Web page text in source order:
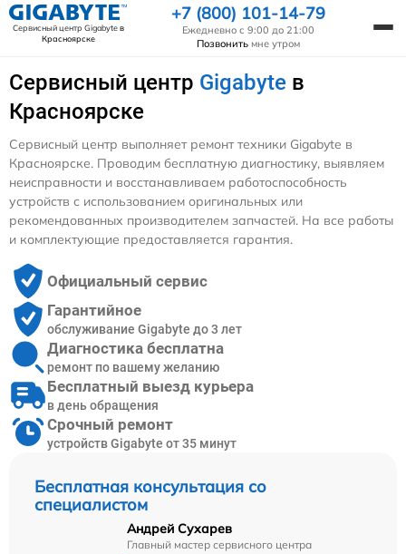
Сервисный центр Gigabyteв
Красноярске
+7 (800) 101-14-79
Ежедневно с 9:00 до 21:00
Позвонить мне утром
Сервисный центр Gigabyte в
Красноярске
Бесплатная консультация со
специалистом
Андрей Сухарев
Главный мастер сервисного центра
Сервисный центр выполняет ремонт техники Gigabyte в
Красноярске. Проводим бесплатную диагностику, выявляем
неисправности и восстанавливаем работоспособность
устройств с использованием оригинальных или
рекомендованных производителем запчастей. На все работы
и комплектующие предоставляется гарантия.
Официальный сервис
Гарантийное
обслуживание Gigabyte до 3 лет
Диагностика бесплатна
ремонт по вашему желанию
Бесплатный выезд курьера
в день обращения
Срочный ремонт
устройств Gigabyte от 35 минут